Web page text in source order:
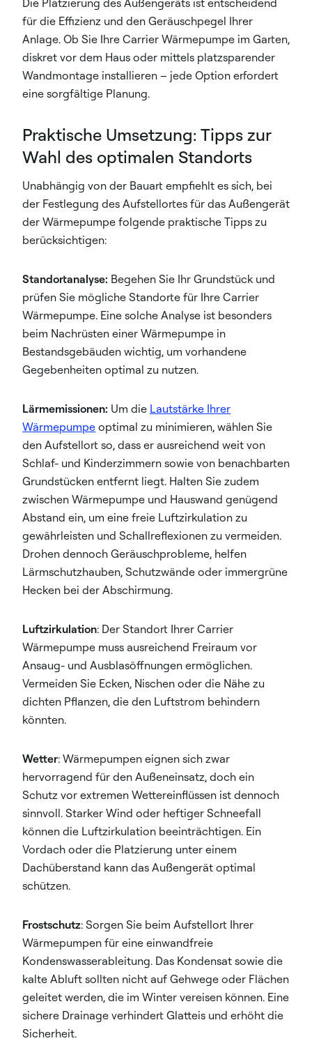
Die Platzierung des Außengeräts ist entscheidend
für die Effizienz und den Geräuschpegel Ihrer
Anlage. Ob Sie Ihre Carrier Wärmepumpe im Garten,
diskret vor dem Haus oder mittels platzsparender
Wandmontage installieren – jede Option erfordert
eine sorgfältige Planung.
Praktische Umsetzung: Tipps zur
Wahl des optimalen Standorts
Unabhängig von der Bauart empfiehlt es sich, bei
der Festlegung des Aufstellortes für das Außengerät
der Wärmepumpe folgende praktische Tipps zu
berücksichtigen:
Standortanalyse: Begehen Sie Ihr Grundstück und
prüfen Sie mögliche Standorte für Ihre Carrier
Wärmepumpe. Eine solche Analyse ist besonders
beim Nachrüsten einer Wärmepumpe in
Bestandsgebäuden wichtig, um vorhandene
Gegebenheiten optimal zu nutzen.
Lärmemissionen: Um die Lautstärke Ihrer
Wärmepumpe optimal zu minimieren, wählen Sie
den Aufstellort so, dass er ausreichend weit von
Schlaf- und Kinderzimmern sowie von benachbarten
Grundstücken entfernt liegt. Halten Sie zudem
zwischen Wärmepumpe und Hauswand genügend
Abstand ein, um eine freie Luftzirkulation zu
gewährleisten und Schallreflexionen zu vermeiden.
Drohen dennoch Geräuschprobleme, helfen
Lärmschutzhauben, Schutzwände oder immergrüne
Hecken bei der Abschirmung.
Luftzirkulation: Der Standort Ihrer Carrier
Wärmepumpe muss ausreichend Freiraum vor
Ansaug- und Ausblasöffnungen ermöglichen.
Vermeiden Sie Ecken, Nischen oder die Nähe zu
dichten Pflanzen, die den Luftstrom behindern
könnten.
Wetter: Wärmepumpen eignen sich zwar
hervorragend für den Außeneinsatz, doch ein
Schutz vor extremen Wettereinflüssen ist dennoch
sinnvoll. Starker Wind oder heftiger Schneefall
können die Luftzirkulation beeinträchtigen. Ein
Vordach oder die Platzierung unter einem
Dachüberstand kann das Außengerät optimal
schützen.
Frostschutz: Sorgen Sie beim Aufstellort Ihrer
Wärmepumpen für eine einwandfreie
Kondenswasserableitung. Das Kondensat sowie die
kalte Abluft sollten nicht auf Gehwege oder Flächen
geleitet werden, die im Winter vereisen können. Eine
sichere Drainage verhindert Glatteis und erhöht die
Sicherheit.